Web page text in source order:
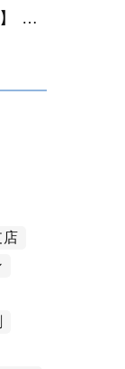
第2弾 Part3 【完全版】 【2026年最新版】札幌で軽自動車を持つと月々いくら？維持費・ガソリン・保険・車検・冬タイヤまで徹底解説
店